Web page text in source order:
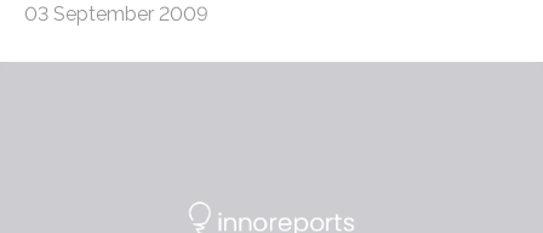
03 September 2009